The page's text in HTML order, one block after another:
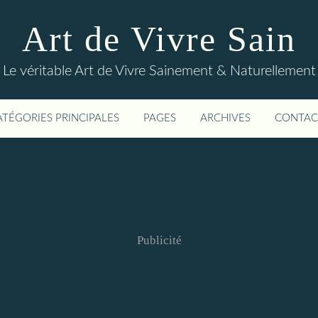
Art de Vivre Sain
Le véritable Art de Vivre Sainement & Naturellement
PRINCIPALES PAGES ARCHIVES
Publicité